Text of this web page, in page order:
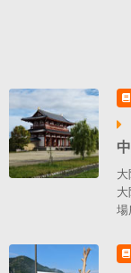
大
場